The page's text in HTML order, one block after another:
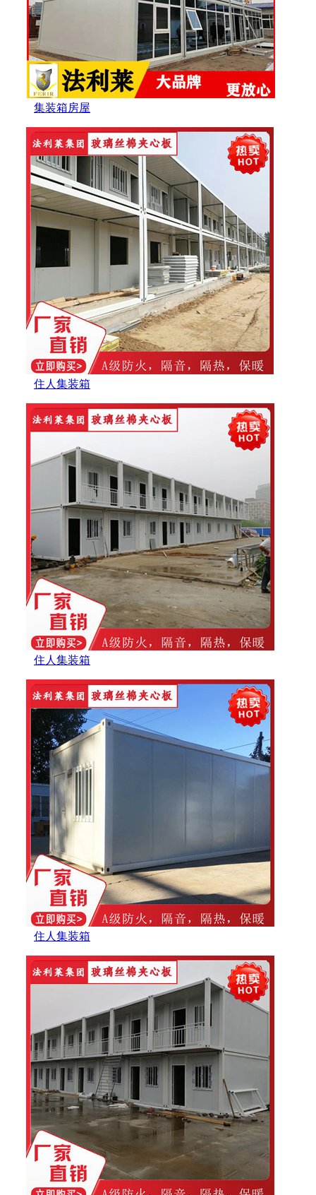
集装箱房屋
住人集装箱
住人集装箱
住人集装箱